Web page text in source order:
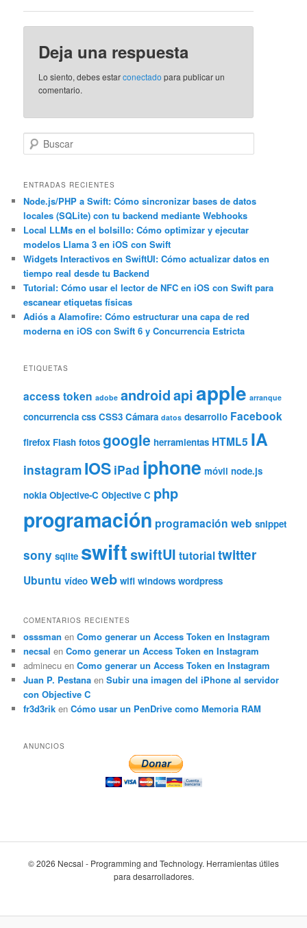
Deja una respuesta
Lo siento, debes estarconectado para publicar un
comentario.
u
c
a
r
ENTRADAS RECIENTES
Node.js/PHP a Swift: Cómo sincronizar bases de datos
locales (SQLite) con tu backend mediante Webhooks
Local LLMs en el bolsillo: Cómo optimizar y ejecutar
modelos Llama 3 en iOS con Swift
Widgets Interactivos en SwiftUI: Cómo actualizar datos en
tiempo real desde tu Backend
Tutorial: Cómo usar el lector de NFC en iOS con Swift para
escanear etiquetas físicas
Adiós a Alamofire: Cómo estructurar una capa de red
moderna en iOS con Swift 6 y Concurrencia Estricta
ETIQUETAS
access token adobe androidapiapple arranque
concurrencia css CSS3 Cámara datos desarrollo Facebook
firefox Flash fotos google herramientas HTML5 IA
instagram IOS iPad iphone móvil node.js
nokia Objective-C Objective C php
programación programación web snippet
sony sqlite swiftswiftUI tutorialtwitter
Ubuntu vídeo web wifi windows wordpress
COMENTARIOS RECIENTES
osssman enComo generar un Access Token en Instagram
necsal enComo generar un Access Token en Instagram
adminecu enComo generar un Access Token en Instagram
Juan P. Pestana enSubir una imagen del iPhone al servidor
con Objective C
fr3d3rik enCómo usar un PenDrive como Memoria RAM
ANUNCIOS
© 2026 Necsal - Programming and Technology. Herramientas útiles
para desarrolladores.